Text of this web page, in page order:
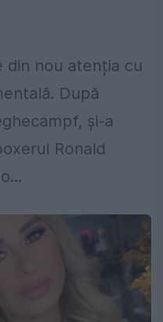
din nou atenția cu
După
și-a
Ronald